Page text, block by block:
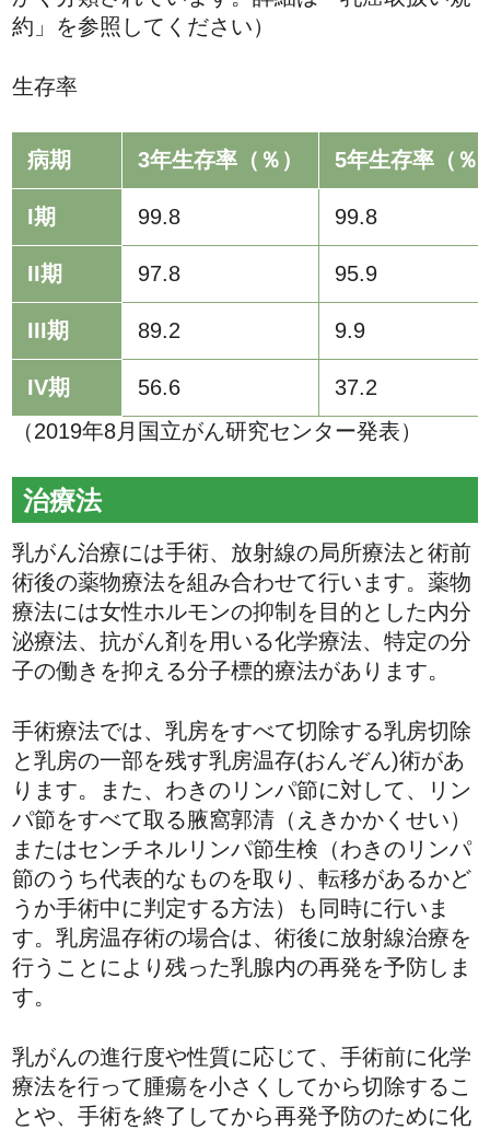
約」を参照してください）
生存率
病期 3年生存率（％） 5年生存率（％
I期 99.8 99.8
II期 97.8 95.9
III期 89.2 9.9
IV期 56.6
37.2
（2019年8月国立がん研究センター発表）
治療法
乳がん治療には手術、放射線の局所療法と術前
術後の薬物療法を組み合わせて行います。薬物
療法には女性ホルモンの抑制を目的とした内分
泌療法、抗がん剤を用いる化学療法、特定の分
子の働きを抑える分子標的療法があります。
手術療法では、乳房をすべて切除する乳房切除
と乳房の一部を残す乳房温存(おんぞん)術があ
ります。また、わきのリンパ節に対して、リン
パ節をすべて取る腋窩郭清（えきかかくせい）
またはセンチネルリンパ節生検（わきのリンパ
節のうち代表的なものを取り、転移があるかど
うか手術中に判定する方法）も同時に行いま
す。乳房温存術の場合は、術後に放射線治療を
行うことにより残った乳腺内の再発を予防しま
す。
乳がんの進行度や性質に応じて、手術前に化学
療法を行って腫瘍を小さくしてから切除するこ
とや、手術を終了してから再発予防のために化